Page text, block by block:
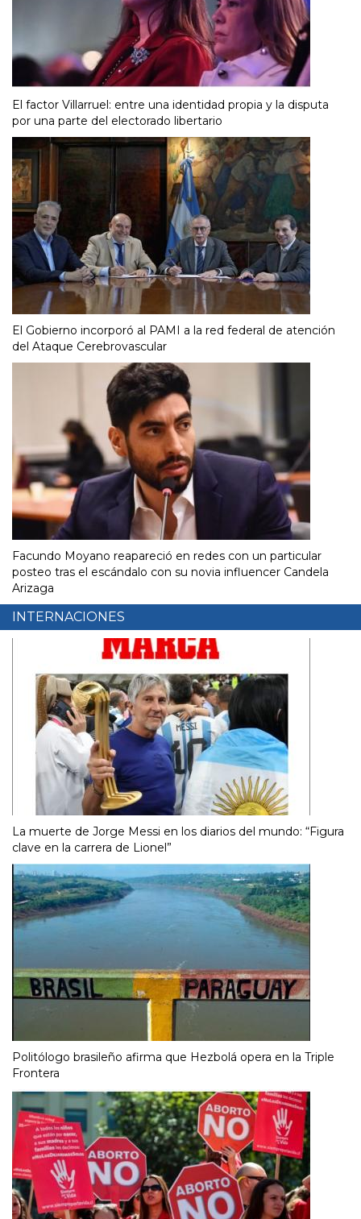
El factor Villarruel: entre una identidad propia y la disputa
por una parte del electorado libertario
El Gobierno incorporó al PAMI a la red federal de atención
del Ataque Cerebrovascular
Facundo Moyano reapareció en redes con un particular
posteo tras el escándalo con su novia influencer Candela
Arizaga
INTERNACIONES
La muerte de Jorge Messi en los diarios del mundo: “Figura
clave en la carrera de Lionel”
Politólogo brasileño afirma que Hezbolá opera en la Triple
Frontera